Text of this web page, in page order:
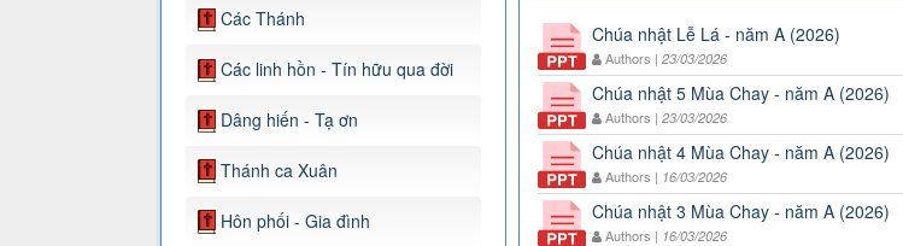
Các Thánh
Các linh hồn - Tín hữu qua đời
Dâng hiến - Tạ ơn
Thánh ca Xuân
Hôn phối - Gia đình
Chúa nhật Lễ Lá - năm A (2026)
Authors | 23/03/2026
Chúa nhật 5 Mùa Chay - năm A (2026)
Authors | 23/03/2026
Chúa nhật 4 Mùa Chay - năm A (2026)
Authors | 16/03/2026
Chúa nhật 3 Mùa Chay - năm A (2026)
Authors | 16/03/2026